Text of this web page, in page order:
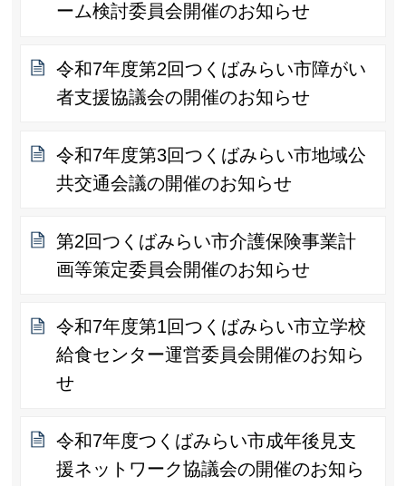
ーム検討委員会開催のお知らせ
令和7年度第2回つくばみらい市障がい
者支援協議会の開催のお知らせ
令和7年度第3回つくばみらい市地域公
共交通会議の開催のお知らせ
第2回つくばみらい市介護保険事業計
画等策定委員会開催のお知らせ
令和7年度第1回つくばみらい市立学校
給食センター運営委員会開催のお知ら
せ
令和7年度つくばみらい市成年後見支
援ネットワーク協議会の開催のお知ら